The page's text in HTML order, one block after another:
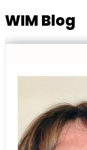
WIM Blog